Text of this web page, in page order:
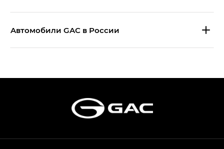
Aвтомобили GAC в России
Эс Икс ПРЕМИУМ — SX PREMIUM
S7 — Эс 7 (S7) в комплектациях
Эс Икс ПРЕМИУМ — SX PREMIUM, Эс Тэ — ST
в комплектации Экс ПРЕМИУМ — EX PREMIUM